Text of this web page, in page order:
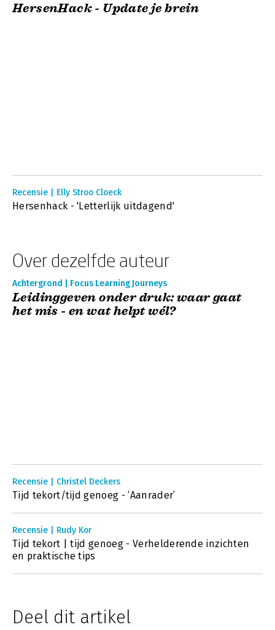
HersenHack - Update je brein
Recensie | Elly Stroo Cloeck
Hersenhack - 'Letterlijk uitdagend'
Over dezelfde auteur
Achtergrond | Focus Learning Journeys
Leidinggeven onder druk: waar gaat
het mis - en wat helpt wél?
Recensie | Christel Deckers
Tijd tekort/tijd genoeg - ‘Aanrader’
Recensie | Rudy Kor
Tijd tekort | tijd genoeg - Verhelderende inzichten
en praktische tips
Deel dit artikel